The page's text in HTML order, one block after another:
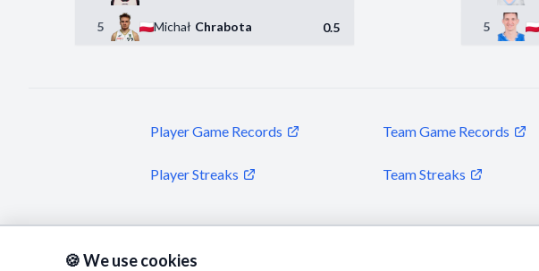
5 Michał Chrabota 0.5 5
Player Game Records Team Game Records
Player Streaks Team Streaks
🍪 We use cookies